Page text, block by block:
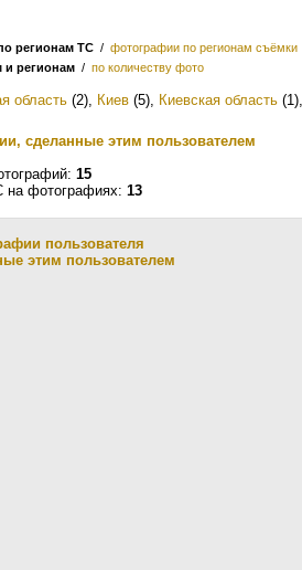
регионам ТС / фотографии по регионам съёмки
и регионам / по количеству фото
область (2), Киев (5), Киевская область (1)
сделанные этим пользователем
15
на фотографиях: 13
пользователя
этим пользователем